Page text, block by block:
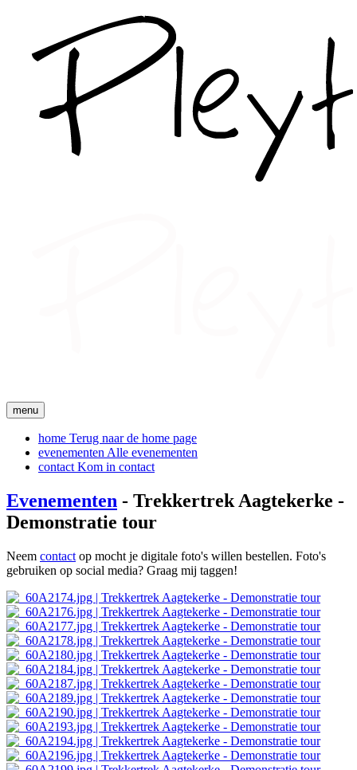
menu
home Terug naar de home page
evenementen Alle evenementen
contact Kom in contact
Evenementen - Trekkertrek Aagtekerke -
Demonstratie tour
Neem contact op mocht je digitale foto's willen bestellen. Foto's
gebruiken op social media? Graag mij taggen!